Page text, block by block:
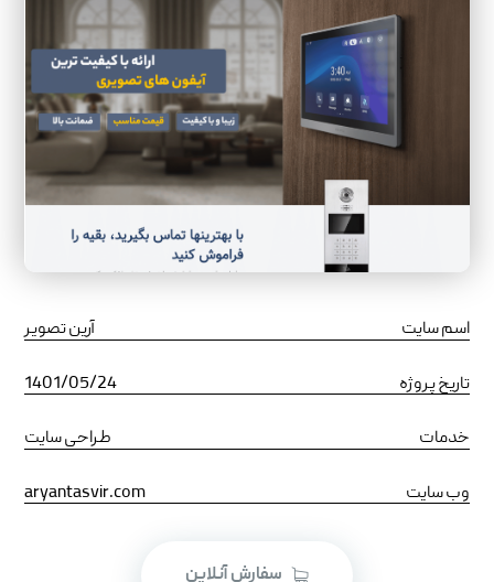
اسم سایت آرین تصویر
تاریخ پروژه 1401/05/24
خدمات طراحی سایت
وب سایت aryantasvir.com
سفارش آنلاین